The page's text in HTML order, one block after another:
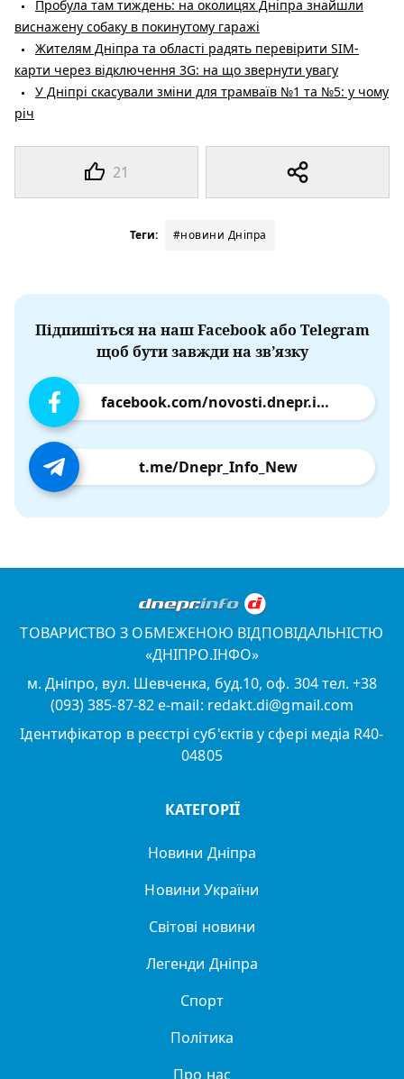
21
Пробула там тиждень: на околицях Дніпра знайшли
виснажену собаку в покинутому гаражі
Жителям Дніпра та області радять перевірити SIM-
карти через відключення 3G: на що звернути увагу
У Дніпрі скасували зміни для трамваїв №1 та №5: у чому
річ
Теги: #новини Дніпра
Підпишіться на наш Facebook або Telegram
щоб бути завжди на зв’язку
facebook.com/novosti.dnepr.info
t.me/Dnepr_Info_New
ТОВАРИСТВО З ОБМЕЖЕНОЮ ВІДПОВІДАЛЬНІСТЮ
«ДНІПРО.ІНФО»
м. Дніпро, вул. Шевченка, буд.10, оф. 304 тел. +38
(093) 385-87-82 e-mail: redakt.di@gmail.com
Ідентифікатор в реєстрі суб'єктів у сфері медіа R40-
04805
КАТЕГОРІЇ
Новини Дніпра
Новини України
Світові новини
Легенди Дніпра
Спорт
Політика
Про нас